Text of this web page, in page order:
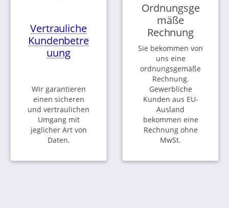
Vertrauliche
Kundenbetre
uung
Wir garantieren
einen sicheren
und vertraulichen
Umgang mit
jeglicher Art von
Daten.
Ordnungsge
mäße
Rechnung
Sie bekommen von
uns eine
ordnungsgemäße
Rechnung.
Gewerbliche
Kunden aus EU-
Ausland
bekommen eine
Rechnung ohne
MwSt.